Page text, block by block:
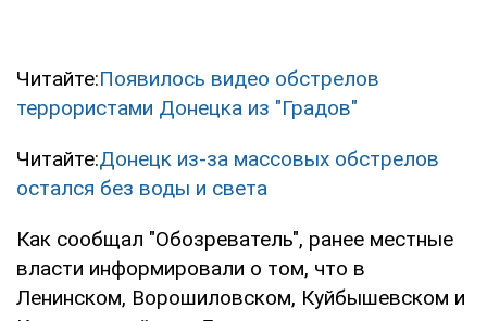
Читайте:Появилось видео обстрелов
террористами Донецка из "Градов"
Читайте:Донецк из-за массовых обстрелов
остался без воды и света
Как сообщал "Обозреватель", ранее местные
власти информировали о том, что в
Ленинском, Ворошиловском, Куйбышевском и